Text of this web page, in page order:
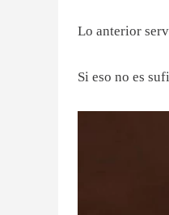
Lo anterior
Si eso no es